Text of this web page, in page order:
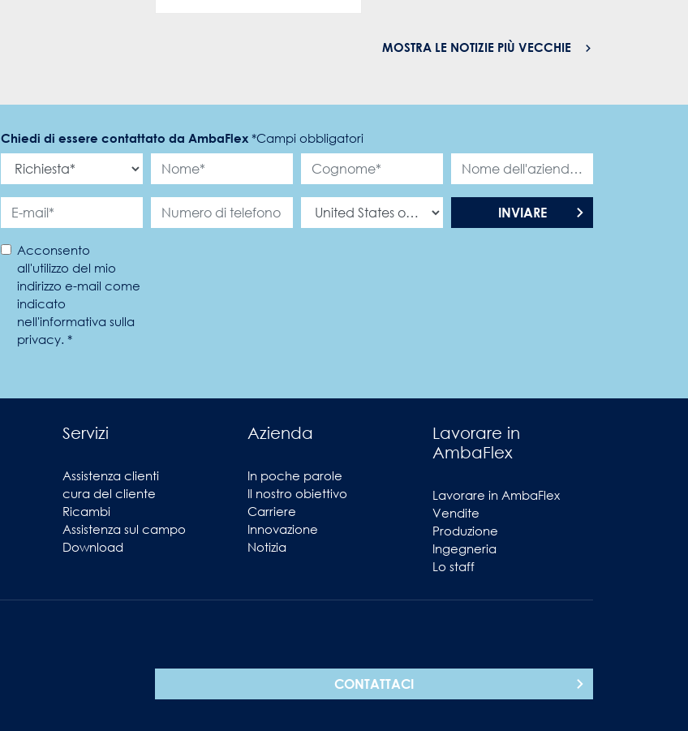
MOSTRA LE NOTIZIE PIÙ VECCHIE
Chiedi di essere contattato da AmbaFlex *Campi obbligatori
INVIARE
Acconsento
all'utilizzo del mio
indirizzo e-mail come
indicato
nell'informativa sulla
privacy. *
Servizi
Assistenza clienti
cura del cliente
Ricambi
Assistenza sul campo
Download
Azienda
In poche parole
Il nostro obiettivo
Carriere
Innovazione
Notizia
Lavorare in
AmbaFlex
Lavorare in AmbaFlex
Vendite
Produzione
Ingegneria
Lo staff
CONTATTACI